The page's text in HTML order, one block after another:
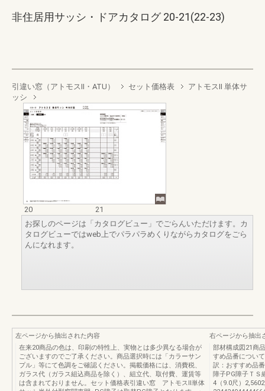
非住居用サッシ・ドアカタログ 20-21(22-23)
引違い窓（アトモスII・ATU） セット価格表
アトモスII 単体サ
ッシ
20
21
お探しのページは「カタログビュー」でごらんいただけます。カ
タログビューではweb上でパラパラめくりながらカタログをごら
んになれます。
左ページから抽出された内容
在来20商品の色は、印刷の特性上、実物とは多少異なる場合が
ございますのでご了承ください。商品選択時には「カラーサン
プル」等にて色調をご確認ください。掲載価格には、消費税、
ガラス代（ガラス組込商品を除く）、組立代、取付費、運賃等
は含まれておりません。セット価格表引違い窓 アトモスⅡ単体
右ページから抽出
部材構成図21商
すめ品番につい
訳：おすすめ品
障子PG障子ＴＳ
4（9.0尺）